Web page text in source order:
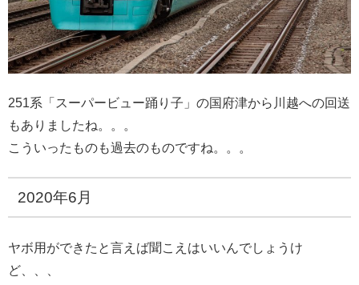
251系「スーパービュー踊り子」の国府津から川越への回送
もありましたね。。。
こういったものも過去のものですね。。。
2020年6月
ヤボ用ができたと言えば聞こえはいいんでしょうけ
ど、、、